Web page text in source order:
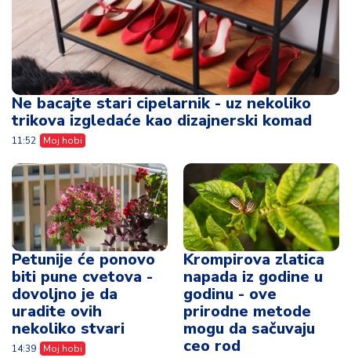
Ne bacajte stari cipelarnik - uz nekoliko
trikova izgledaće kao dizajnerski komad
11:52 Moj hobi
Petunije će ponovo
biti pune cvetova -
dovoljno je da
uradite ovih
nekoliko stvari
14:39 Moj hobi
Krompirova zlatica
napada iz godine u
godinu - ove
prirodne metode
mogu da sačuvaju
ceo rod